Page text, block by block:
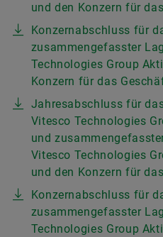
und den Konzern für
Konzernabschluss für
zusammengefasster
Technologies Group
Konzern für das
Jahresabschluss für
Vitesco Technologies
und
Vitesco Technologies
und den Konzern für
Konzernabschluss für
zusammengefasster
Technologies Group